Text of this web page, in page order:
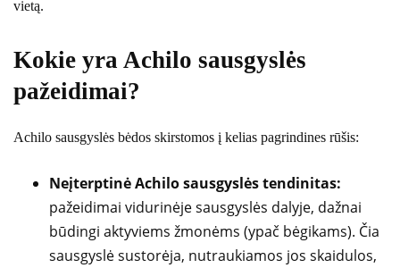
vietą.
Kokie yra Achilo sausgyslės
pažeidimai?
Achilo sausgyslės bėdos skirstomos į kelias pagrindines rūšis:
Neįterptinė Achilo sausgyslės tendinitas:
pažeidimai vidurinėje sausgyslės dalyje, dažnai
būdingi aktyviems žmonėms (ypač bėgikams). Čia
sausgyslė sustorėja, nutraukiamos jos skaidulos,